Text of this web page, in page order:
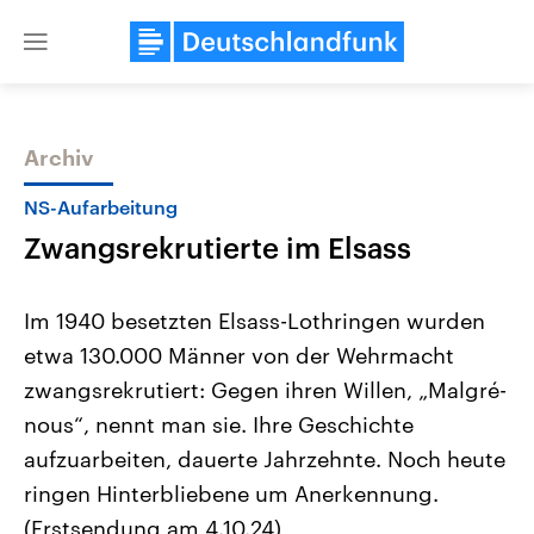
Close
Themen
Landtagswahl Sachsen-Anhalt
2026
Alle Informationen
Sachsen-Anhalt wählt am 6.
September 2026 einen neuen
Landtag. Seit 2021 wird das
Bundesland von einer Koalition aus
USA
Aktuelle Beiträge,
Hintergründe
Wirtschaftlich und
gehören die Vereinigten
den mächtigsten Ländern
Archiv
NS-Aufarbeitung
Zwangsrekrutierte im Elsass
Im 1940 besetzten Elsass-Lothringen wurden
etwa 130.000 Männer von der Wehrmacht
zwangsrekrutiert: Gegen ihren Willen, „Malgré-
nous“, nennt man sie. Ihre Geschichte
aufzuarbeiten, dauerte Jahrzehnte. Noch heute
ringen Hinterbliebene um Anerkennung.
(Erstsendung am 4.10.24)